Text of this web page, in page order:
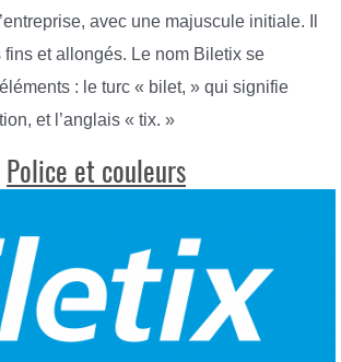
avec une majuscule initiale. Il
et allongés. Le nom Biletix se
: le turc « bilet, » qui signifie
et l’anglais « tix. »
Police et couleurs